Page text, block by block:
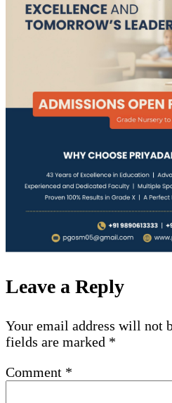
Leave a Reply
Your email address will not
fields are marked *
Comment *